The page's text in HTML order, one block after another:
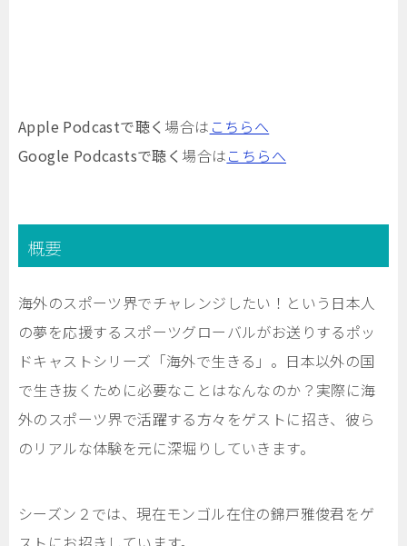
Apple Podcastで聴く 場合は こちらへ
Google Podcastsで聴く 場合はこちらへ
概要
海外のスポーツ界でチャレンジしたい！という日本人
の夢を応援するスポーツグローバルがお送りするポッ
ドキャストシリーズ「海外で生きる」。日本以外の国
で生き抜くために必要なことはなんなのか？実際に海
外のスポーツ界で活躍する方々をゲストに招き、彼ら
のリアルな体験を元に深堀りしていきます。
シーズン２では、現在モンゴル在住の錦戸雅俊君をゲ